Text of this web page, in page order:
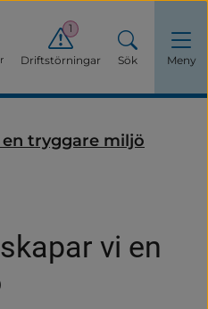
Driftstörningar
1
Sök Meny
tryggare miljö
vi en